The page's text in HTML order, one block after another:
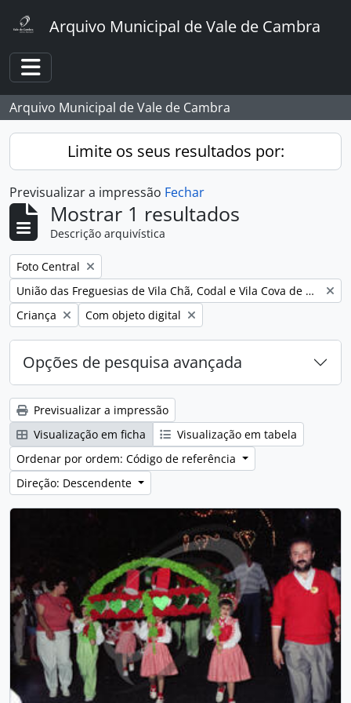
Arquivo Municipal de Vale de Cambra
Toggle navigation
Arquivo Municipal de Vale de Cambra
Limite os seus resultados por:
Previsualizar a impressão Fechar
Mostrar 1 resultados
Descrição arquivística
Remover filtro:
Foto Central
Remover filtro:
União das Freguesias de Vila Chã, Codal e Vila Cova de Perrinho
Remover filtro:
Criança Remover filtro:
Com objeto digital
Opções de pesquisa avançada
Previsualizar a impressão
Visualização em ficha
Visualização em tabela
Ordenar por ordem: Código de referência
Direção: Descendente